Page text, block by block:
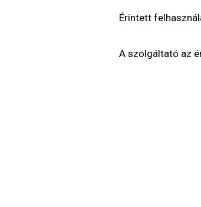
Érintett
A szolgáltató az